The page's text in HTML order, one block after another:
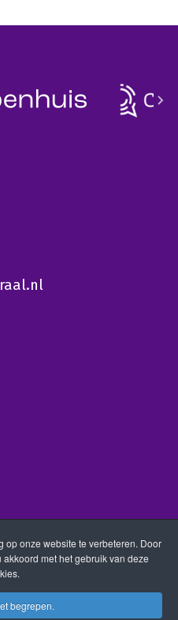
op onze website te verbeteren. Door
met het gebruik van deze
begrepen.